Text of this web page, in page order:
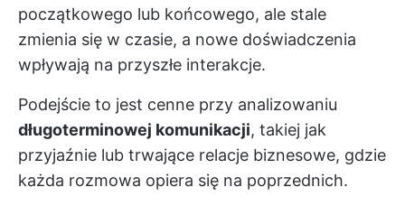
początkowego lub końcowego, ale stale
zmienia się w czasie, a nowe doświadczenia
wpływają na przyszłe interakcje.
Podejście to jest cenne przy analizowaniu
długoterminowej komunikacji, takiej jak
przyjaźnie lub trwające relacje biznesowe, gdzie
każda rozmowa opiera się na poprzednich.